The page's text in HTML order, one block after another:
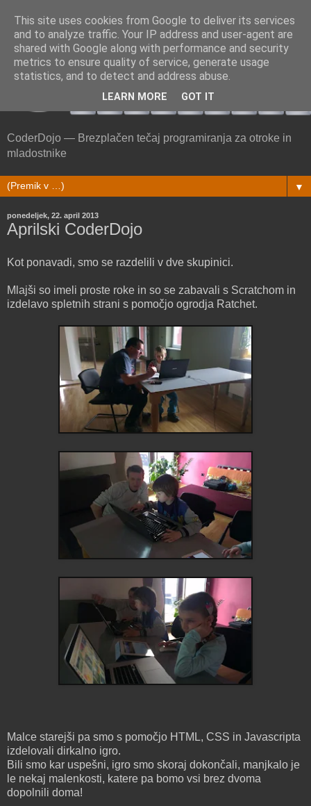
CoderDojo — Brezplačen tečaj programiranja za otroke in
mladostnike
▼
ponedeljek, 22. april 2013
Aprilski CoderDojo
Kot ponavadi, smo se razdelili v dve skupinici.
Mlajši so imeli proste roke in so se zabavali s Scratchom in
izdelavo spletnih strani s pomočjo ogrodja Ratchet.
Malce starejši pa smo s pomočjo HTML, CSS in Javascripta
izdelovali dirkalno igro.
Bili smo kar uspešni, igro smo skoraj dokončali, manjkalo je
le nekaj malenkosti, katere pa bomo vsi brez dvoma
dopolnili doma!
This site uses cookies from Google to deliver its services
and to analyze traffic. Your IP address and user-agent are
shared with Google along with performance and security
metrics to ensure quality of service, generate usage
statistics, and to detect and address abuse.
LEARN MORE GOT IT